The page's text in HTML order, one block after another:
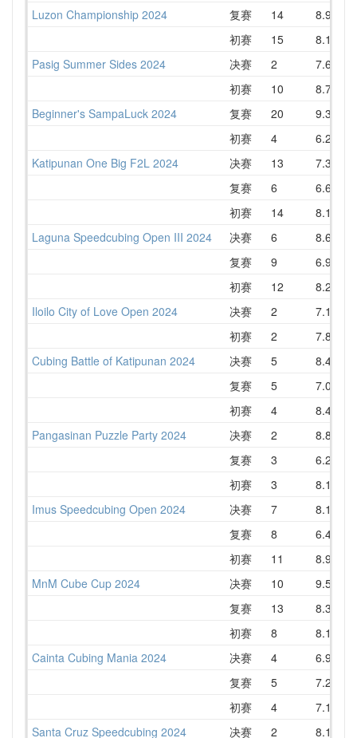
Luzon Championship 2024
复赛 14
8.95
初赛
15
8.16
Pasig Summer Sides 2024
决赛 2
7.63
初赛
10 8.75
Beginner's SampaLuck 2024
复赛 20 9.36
初赛
4
6.23
Katipunan One Big F2L 2024
决赛 13
7.31
复赛
6
6.63
初赛
14
8.13
Laguna Speedcubing Open III 2024
决赛 6
8.69
复赛
9
6.96
初赛
12 8.26
Iloilo City of Love Open 2024
决赛 2
7.16
初赛
2
7.84
Cubing Battle of Katipunan 2024
决赛 5
8.47
复赛
5
7.07
初赛
4
8.49
Pangasinan Puzzle Party 2024
决赛 2
8.82
复赛
3
6.26
初赛
3
8.13
Imus Speedcubing Open 2024
决赛 7
8.14
复赛
8
6.40
初赛
11 8.92
MnM Cube Cup 2024
决赛 10 9.52
复赛
13 8.35
初赛
8
8.13
Cainta Cubing Mania 2024
决赛 4
6.91
复赛
5
7.23
初赛
4
7.18
Santa Cruz Speedcubing 2024
决赛 2
8.16